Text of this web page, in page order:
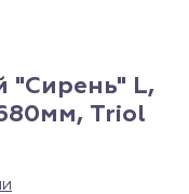
"Сирень" L,
Triol